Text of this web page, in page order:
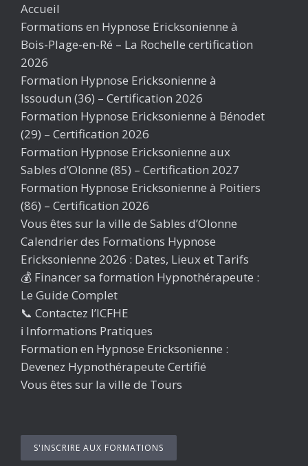
Accueil
Formations en Hypnose Ericksonienne à
Bois-Plage-en-Ré – La Rochelle certification
2026
Formation Hypnose Ericksonienne à
Issoudun (36) – Certification 2026
Formation Hypnose Ericksonienne à Bénodet
(29) – Certification 2026
Formation Hypnose Ericksonienne aux
Sables d’Olonne (85) – Certification 2027
Formation Hypnose Ericksonienne à Poitiers
(86) – Certification 2026
Vous êtes sur la ville de Sables d’Olonne
Calendrier des Formations Hypnose
Ericksonienne 2026 : Dates, Lieux et Tarifs
💰 Financer sa formation Hypnothérapeute :
Le Guide Complet
📞 Contactez l’ICFHE
ℹ️ Informations Pratiques
Formation en Hypnose Ericksonienne :
Devenez Hypnothérapeute Certifié
Vous êtes sur la ville de Tours
S'INSCRIRE AUX FORMATIONS